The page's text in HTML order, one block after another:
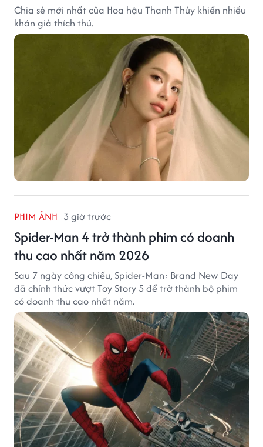
Chia sẻ mới nhất của Hoa hậu Thanh Thủy khiến nhiều
khán giả thích thú.
PHIM ẢNH 3 giờ trước
Spider-Man 4 trở thành phim có doanh
thu cao nhất năm 2026
Sau 7 ngày công chiếu, Spider-Man: Brand New Day
đã chính thức vượt Toy Story 5 để trở thành bộ phim
có doanh thu cao nhất năm.